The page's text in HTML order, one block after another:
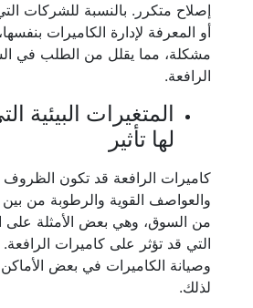
إصلاح متكرر. بالنسبة للشركات
أو المعرفة لإدارة الكاميرات
مشكلة، مما يقلل من الطلب في
الرافعة.
المتغيرات البيئية
لها تأثير
كاميرات الرافعة قد تكون الظروف
والعواصف القوية والرطوبة من بين
من السوق، وهي بعض الأمثلة على
التي قد تؤثر على كاميرات
وصيانة الكاميرات في بعض الأماكن
لذلك.